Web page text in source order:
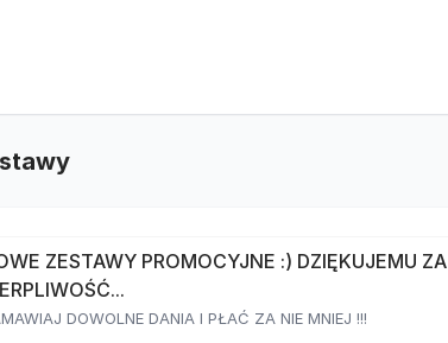
ZESTAWY PROMOCYJNE :) DZIĘKUJEMU ZA
DOWOLNE DANIA I PŁAĆ ZA NIE MNIEJ !!!